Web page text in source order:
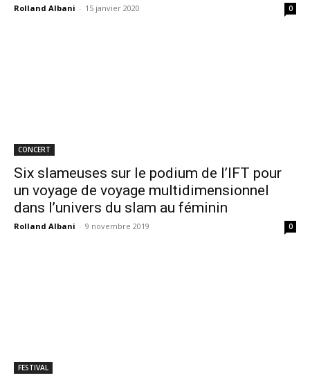
Rolland Albani - 15 janvier 2020 0
CONCERT
Six slameuses sur le podium de l’IFT pour
un voyage de voyage multidimensionnel
dans l’univers du slam au féminin
Rolland Albani - 9 novembre 2019 0
FESTIVAL